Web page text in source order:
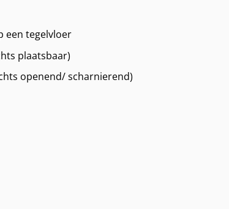
een tegelvloer
plaatsbaar)
openend/ scharnierend)